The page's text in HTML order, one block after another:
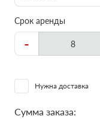
Срок аренды
-
Нужна доставка
Сумма заказа: